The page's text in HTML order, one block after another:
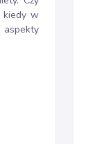
kiedy w
aspekty